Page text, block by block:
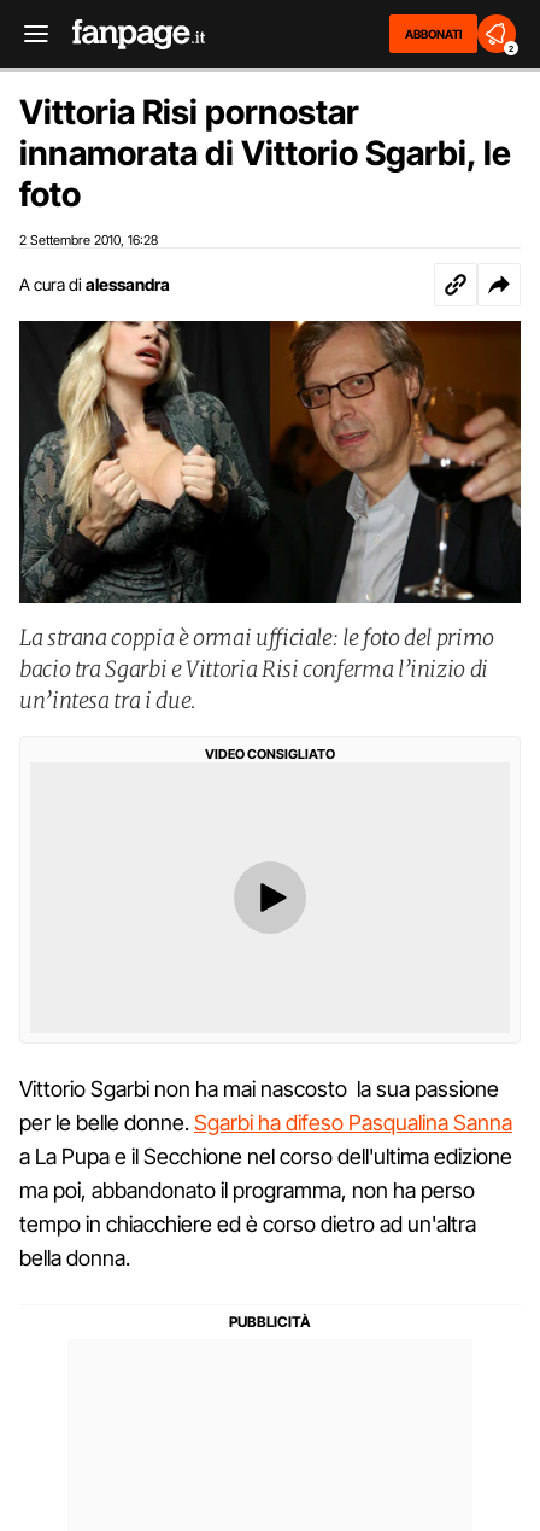
ABBONATI
2
Vittoria Risi pornostar
innamorata di Vittorio Sgarbi, le
foto
2 Settembre 2010 16:28
A cura di alessandra
La strana coppia è ormai ufficiale: le foto del primo
bacio tra Sgarbi e Vittoria Risi conferma l’inizio di
un’intesa tra i due.
VIDEO CONSIGLIATO
Vittorio Sgarbi non ha mai nascosto la sua passione
per le belle donne.Sgarbi ha difeso Pasqualina Sanna
a La Pupa e il Secchione nel corso dell'ultima edizione
ma poi, abbandonato il programma, non ha perso
tempo in chiacchiere ed è corso dietro ad un'altra
bella donna.